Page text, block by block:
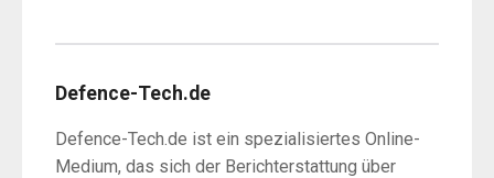
Defence-Tech.de
Defence-Tech.de ist ein spezialisiertes Online-
Medium, das sich der Berichterstattung über